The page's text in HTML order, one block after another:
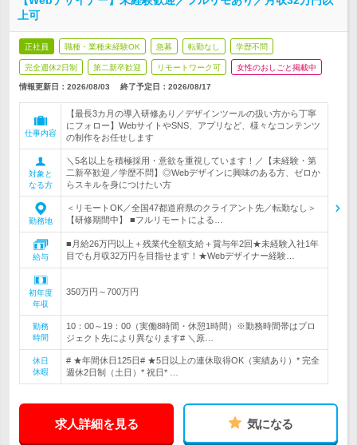
上可
正社員 職種・業種未経験OK 急募 転勤なし 学歴不問
完全週休2日制 第二新卒歓迎 リモートワーク可 女性のおしごと掲載中
情報更新日：2026/08/03 終了予定日： 2026/08/17
仕事内容
【最長3カ月の導入研修あり／デザインツールの扱い方から丁寧
にフォロー】WebサイトやSNS、アプリなど、様々なコンテンツ
の制作をお任せします
対象と
なる方
＼5名以上を積極採用・意欲を重視しています！／【未経験・第
二新卒歓迎／学歴不問】◎Webデザインに興味のある方、ゼロか
らスキルを身につけたい方
勤務地
＜リモートOK／全国47都道府県のクライアント先／転勤なし＞
【研修期間中】 ■フルリモートによる…
給与
■月給26万円以上＋残業代全額支給＋賞与年2回★未経験入社1年
目でも月収32万円を目指せます！★Webデザイナー経験…
初年度
年収
350万円～700万円
勤務
時間
10：00～19：00（実働8時間・休憩1時間）※勤務時間帯はプロ
ジェクト先により異なります# ＼原…
休日
休暇
# ★年間休日125日# ★5日以上の連休取得OK（実績あり）* 完全
週休2日制（土日）* 祝日* …
求人詳細を見る 気になる